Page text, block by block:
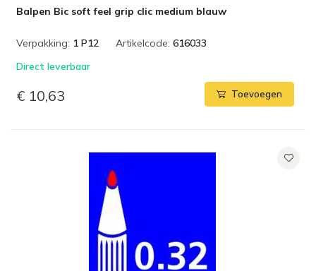
Balpen Bic soft feel grip clic medium blauw
Verpakking: 1 P12 Artikelcode: 616033
Direct leverbaar
€ 10,63 Toevoegen